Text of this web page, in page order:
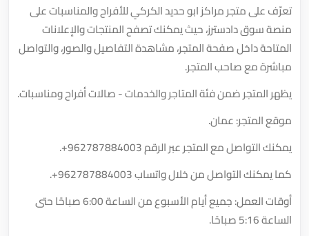
تعرّف على متجر مراكز ابو حديد الكركي للأفراح والمناسبات على
منصة سوق دادسترز، حيث يمكنك تصفح المنتجات والإعلانات
المتاحة داخل صفحة المتجر، مشاهدة التفاصيل والصور، والتواصل
مباشرة مع صاحب المتجر.
يظهر المتجر ضمن فئة المتاجر والخدمات - صالات أفراح ومناسبات.
موقع المتجر: عمان.
يمكنك التواصل مع المتجر عبر الرقم+962787884003
.
كما يمكنك التواصل من خلال واتساب+962787884003
.
أوقات العمل: جميع أيام الأسبوع من الساعة 6:00 صباحًا حتى
الساعة 5:16 صباحًا.